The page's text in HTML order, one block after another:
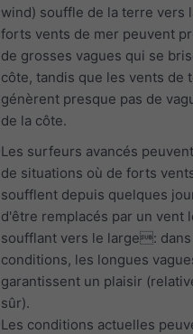
wind) souffle de la terre vers
forts vents de mer peuvent
de grosses vagues qui se
côte, tandis que les vents de
génèrent presque pas de
de la côte.
Les surfeurs avancés
de situations où de forts
soufflent depuis quelques
d'être remplacés par un vent
soufflant vers le large:
conditions, les longues
garantissent un plaisir
sûr).
Les conditions actuelles